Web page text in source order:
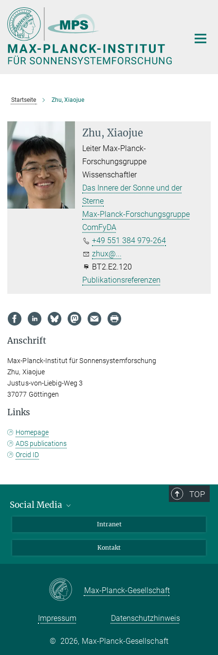
Hauptinhalt
Startseite Zhu, Xiaojue
Zhu, Xiaojue
Leiter Max-Planck-
Forschungsgruppe
Wissenschaftler
Das Innere der Sonne und der
Sterne
Max-Planck-Forschungsgruppe
ComFyDA
+49 551 384 979-264
zhux@...
BT2.E2.120
Publikationsreferenzen
Anschrift
Max-Planck-Institut für Sonnensystemforschung
Zhu, Xiaojue
Justus-von-Liebig-Weg 3
37077 Göttingen
Links
Homepage
ADS publications
Orcid ID
TOP
Social Media
Facebook
Instagram
Mastodon
Intranet
Kontakt
Max-Planck-Gesellschaft
Impressum Datenschutzhinweis
© 2026, Max-Planck-Gesellschaft